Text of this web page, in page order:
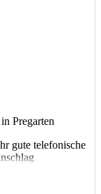
Pregarten
gute telefonische